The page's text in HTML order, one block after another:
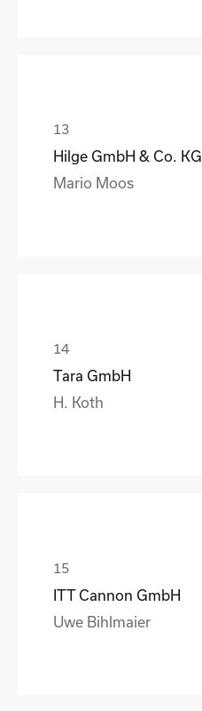
Hilge GmbH & Co. KG
Mario Moos
Tara GmbH
H. Koth
ITT Cannon GmbH
Uwe Bihlmaier